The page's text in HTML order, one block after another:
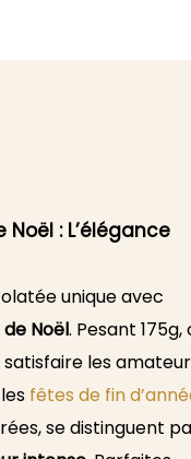
: L’élégance
unique avec
Noël. Pesant 175g,
les
fêtes de fin
se distinguent